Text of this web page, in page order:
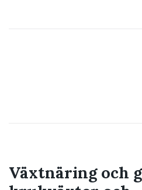
Växtnäring och